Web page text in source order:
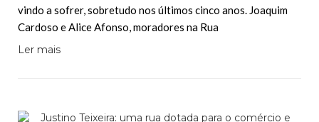
vindo a sofrer, sobretudo nos últimos cinco anos. Joaquim
Cardoso e Alice Afonso, moradores na Rua
Ler mais